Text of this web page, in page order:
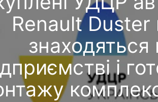
Renault
знаходяться
і